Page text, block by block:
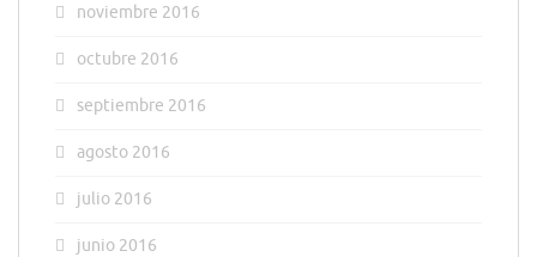
noviembre 2016
octubre 2016
septiembre 2016
agosto 2016
julio 2016
junio 2016